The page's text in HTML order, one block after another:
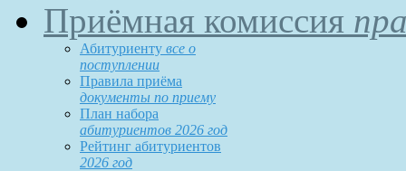
Приёмная комиссия
Абитуриенту все о
поступлении
Правила приёма
документы по приему
План набора
абитуриентов 2026 год
Рейтинг абитуриентов
2026 год